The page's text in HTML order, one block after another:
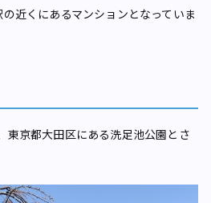
近くにあるマンションとなっていま
京都大田区にある洗足池公園とさ